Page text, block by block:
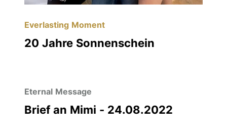
Everlasting Moment
20 Jahre Sonnenschein
Eternal Message
Brief an Mimi - 24.08.2022